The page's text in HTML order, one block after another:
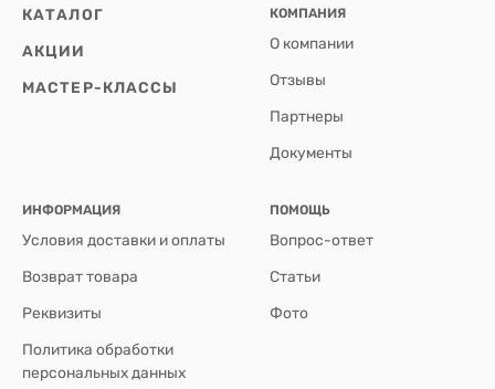
КАТАЛОГ
АКЦИИ
МАСТЕР-КЛАССЫ
КОМПАНИЯ
О компании
Отзывы
Партнеры
Документы
ИНФОРМАЦИЯ
Условия доставки и оплаты
Возврат товара
Реквизиты
Политика обработки
персональных данных
ПОМОЩЬ
Вопрос-ответ
Статьи
Фото